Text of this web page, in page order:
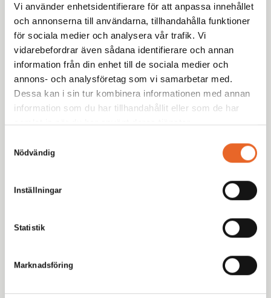
Vi använder enhetsidentifierare för att anpassa innehållet
och annonserna till användarna, tillhandahålla funktioner
för sociala medier och analysera vår trafik. Vi
vidarebefordrar även sådana identifierare och annan
information från din enhet till de sociala medier och
annons- och analysföretag som vi samarbetar med.
Dessa kan i sin tur kombinera informationen med annan
information som du har tillhandahållit eller som de har
samlat in när du har använt deras tjänster.
Nödvändig
Inställningar
Statistik
Marknadsföring
Kikiriki Partycenter
Sedan 1993 har vi hjälpt tusentals kunder i Göteborg
med omnejd med uthyrning av tält, möbler och porslin
till fester, bröllop och företagsevent. Tryggt. Proffsigt.
Enkelt.
Inspiration
Möbleringsguiden